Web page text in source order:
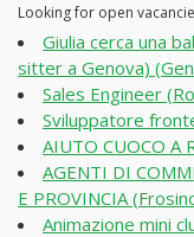
Looking for open
Giulia cerca una
sitter a Genova)
Sales Engineer
Sviluppatore
AIUTO CUOCO A
AGENTI DI
E PROVINCIA
Animazione mini